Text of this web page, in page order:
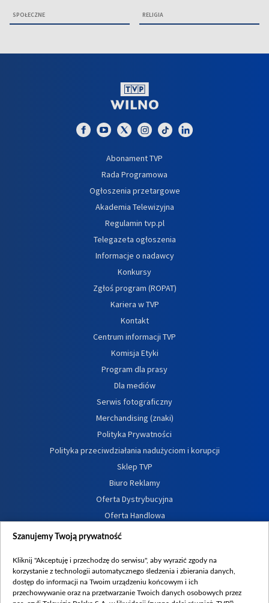
SPOŁECZNE RELIGIA
Abonament TVP
Rada Programowa
Ogłoszenia przetargowe
Akademia Telewizyjna
Regulamin tvp.pl
Telegazeta ogłoszenia
Informacje o nadawcy
Konkursy
Zgłoś program (ROPAT)
Kariera w TVP
Kontakt
Centrum informacji TVP
Komisja Etyki
Program dla prasy
Dla mediów
Serwis fotograficzny
Merchandising (znaki)
Polityka Prywatności
Polityka przeciwdziałania nadużyciom i korupcji
Sklep TVP
Biuro Reklamy
Oferta Dystrybucyjna
Oferta Handlowa
Dostępność
Procedura zgłoszeń wewnętrznych
Szanujemy Twoją prywatność
Kliknij "Akceptuję i przechodzę do serwisu", aby wyrazić zgody na
korzystanie z technologii automatycznego śledzenia i zbierania danych,
dostęp do informacji na Twoim urządzeniu końcowym i ich
przechowywanie oraz na przetwarzanie Twoich danych osobowych przez